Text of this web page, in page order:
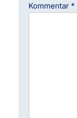
Kommentar *